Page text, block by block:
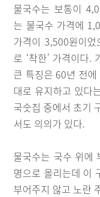
물국수는 보통이
는 물국수 가격에
가격이 3,500원이
로 ‘착한’ 가격이다.
큰 특징은 60년 전
대로 유지하고 있다
국숫집 중에서 초기
서도 의의가 있다.
물국수는 국수 위에
명으로 올리는데 이
부어주지 않고 노란